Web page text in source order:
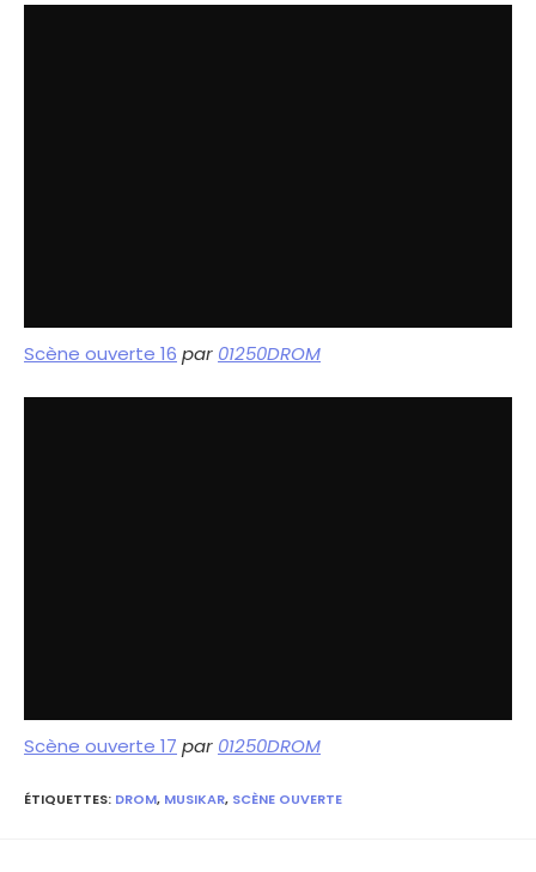
Scène ouverte 16 par 01250DROM
Scène ouverte 17 par 01250DROM
ÉTIQUETTES: DROM, MUSIKAR, SCÈNE OUVERTE